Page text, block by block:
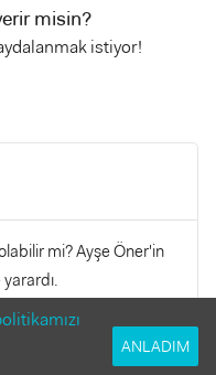
misin?
istiyor!
mi? Ayşe Öner'in
YANITLA
ANLADIM